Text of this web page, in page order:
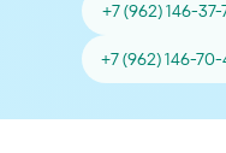
+7 (962) 146-37-
+7 (962) 146-